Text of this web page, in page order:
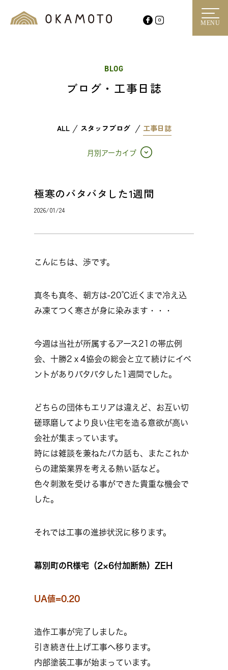
MENU
BLOG
ブログ・工事日誌
ALL スタッフブログ 工事日誌
月別アーカイブ
極寒のバタバタした1週間
2026/01/24
こんにちは、渉です。
真冬も真冬、朝方は-20℃近くまで冷え込
み凍てつく寒さが身に染みます・・・
今週は当社が所属するアース21の帯広例
会、十勝2ｘ4協会の総会と立て続けにイベ
ントがありバタバタした1週間でした。
どちらの団体もエリアは違えど、お互い切
磋琢磨してより良い住宅を造る意欲が高い
会社が集まっています。
時には雑談を兼ねたバカ話も、またこれか
らの建築業界を考える熱い話など。
色々刺激を受ける事ができた貴重な機会で
した。
それでは工事の進捗状況に移ります。
幕別町のR様宅（2×6付加断熱）ZEH
UA値=0.20
造作工事が完了しました。
引き続き仕上げ工事へ移ります。
内部塗装工事が始まっています。